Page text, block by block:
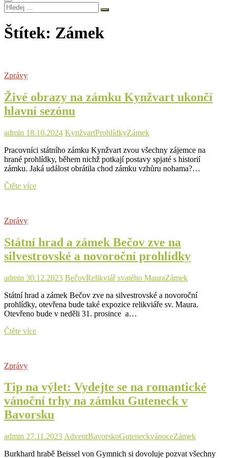
Hledej
…
Štítek: Zámek
Zprávy
Živé obrazy na zámku Kynžvart ukončí
hlavní sezónu
admin 18.10.2024 KynžvartProhlídkyZámek
Pracovníci státního zámku Kynžvart zvou všechny zájemce na
hrané prohlídky, během nichž potkají postavy spjaté s historií
zámku. Jaká událost obrátila chod zámku vzhůru nohama?…
Čtěte víceŽivé
hlavní
sezónu
Zprávy
Státní hrad a zámek Bečov zve na
silvestrovské a novoroční prohlídky
admin 30.12.2023 BečovRelikviář svatého MauraZámek
Státní hrad a zámek Bečov zve na silvestrovské a novoroční
prohlídky, otevřena bude také expozice relikviáře sv. Maura.
Otevřeno bude v neděli 31. prosince a…
Čtěte víceStátní
na
silvestrovské
a
novoroční
prohlídky
Zprávy
Tip na výlet: Vydejte se na romantické
vánoční trhy na zámku Guteneck v
Bavorsku
admin 27.11.2023 AdventBavorskoGuteneckvánoceZámek
Burkhard hrabě Beissel von Gymnich si dovoluje pozvat všechny